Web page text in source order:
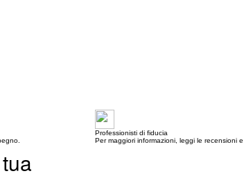
Professionisti di fiducia
Per maggiori informazioni, leggi le recensioni e